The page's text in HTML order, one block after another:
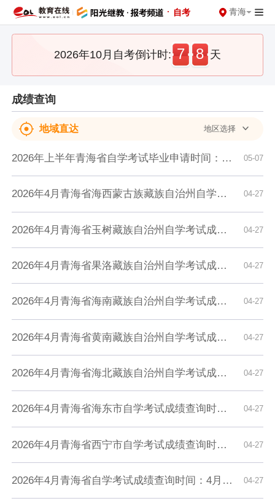
· 自考 青海
2026年10月自考倒计时: 7 8 天
成绩查询
地区选择
地域直达
05-07
2026年上半年青海省自学考试毕业申请时间：5月25日9时至5月28日12时
04-27
2026年4月青海省海西蒙古族藏族自治州自学考试成绩查询时间：4月27日9时起
04-27
2026年4月青海省玉树藏族自治州自学考试成绩查询时间：4月27日9时起
04-27
2026年4月青海省果洛藏族自治州自学考试成绩查询时间：4月27日9时起
04-27
2026年4月青海省海南藏族自治州自学考试成绩查询时间：4月27日9时起
04-27
2026年4月青海省黄南藏族自治州自学考试成绩查询时间：4月27日9时起
04-27
2026年4月青海省海北藏族自治州自学考试成绩查询时间：4月27日9时起
04-27
2026年4月青海省海东市自学考试成绩查询时间：4月27日9时起
04-27
​2026年4月青海省西宁市自学考试成绩查询时间：4月27日9时起
04-27
2026年4月青海省自学考试成绩查询时间：4月27日9时起